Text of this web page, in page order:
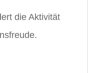
die Aktivität